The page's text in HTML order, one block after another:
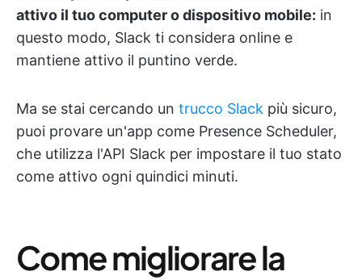
attivo il tuo computer o dispositivo mobile: in
questo modo, Slack ti considera online e
mantiene attivo il puntino verde.
Ma se stai cercando un trucco Slack più sicuro,
puoi provare un'app come Presence Scheduler,
che utilizza l'API Slack per impostare il tuo stato
come attivo ogni quindici minuti.
Come migliorare la